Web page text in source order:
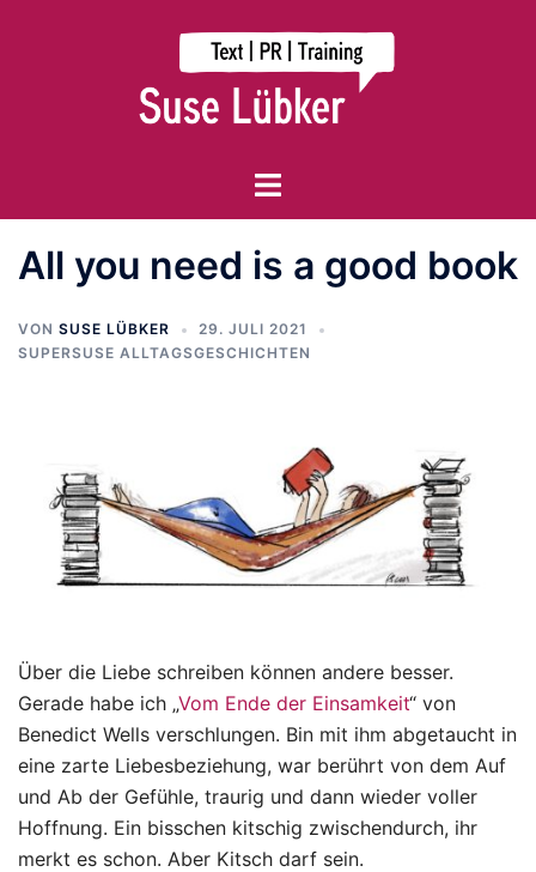
Menü
All you need is a good book
VON SUSE LÜBKER
29. JULI 2021
SUPERSUSE ALLTAGSGESCHICHTEN
Über die Liebe schreiben können andere besser.
Gerade habe ich „Vom Ende der Einsamkeit“ von
Benedict Wells verschlungen. Bin mit ihm abgetaucht in
eine zarte Liebesbeziehung, war berührt von dem Auf
und Ab der Gefühle, traurig und dann wieder voller
Hoffnung. Ein bisschen kitschig zwischendurch, ihr
merkt es schon. Aber Kitsch darf sein.